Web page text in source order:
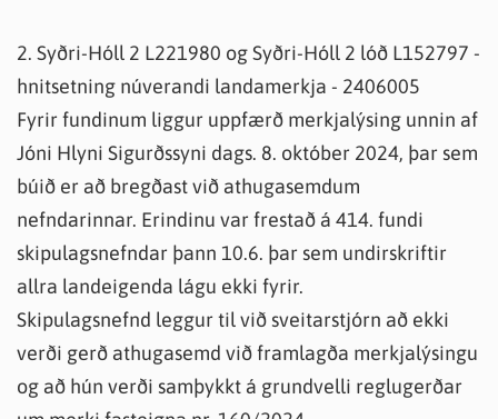
2. Syðri-Hóll 2 L221980 og Syðri-Hóll 2 lóð L152797 -
hnitsetning núverandi landamerkja - 2406005
Fyrir fundinum liggur uppfærð merkjalýsing unnin af
Jóni Hlyni Sigurðssyni dags. 8. október 2024, þar sem
búið er að bregðast við athugasemdum
nefndarinnar. Erindinu var frestað á 414. fundi
skipulagsnefndar þann 10.6. þar sem undirskriftir
allra landeigenda lágu ekki fyrir.
Skipulagsnefnd leggur til við sveitarstjórn að ekki
verði gerð athugasemd við framlagða merkjalýsingu
og að hún verði samþykkt á grundvelli reglugerðar